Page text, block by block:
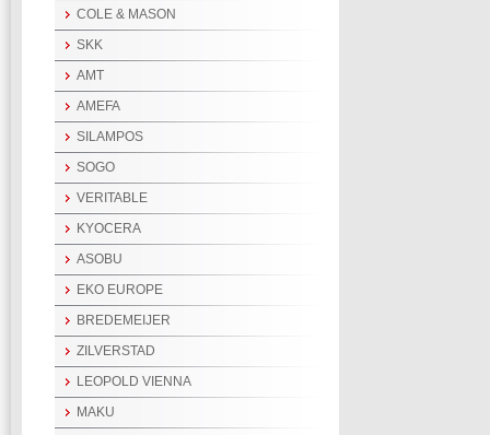
COLE & MASON
SKK
AMT
AMEFA
SILAMPOS
SOGO
VERITABLE
KYOCERA
ASOBU
EKO EUROPE
BREDEMEIJER
ZILVERSTAD
LEOPOLD VIENNA
MAKU